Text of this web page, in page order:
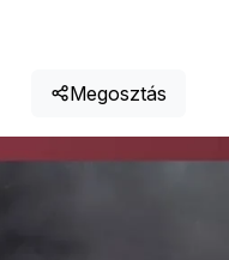
Megosztás